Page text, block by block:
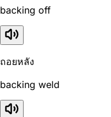
backing off
ถอยหลัง
backing weld